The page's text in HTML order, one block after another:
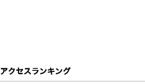
アクセスランキング